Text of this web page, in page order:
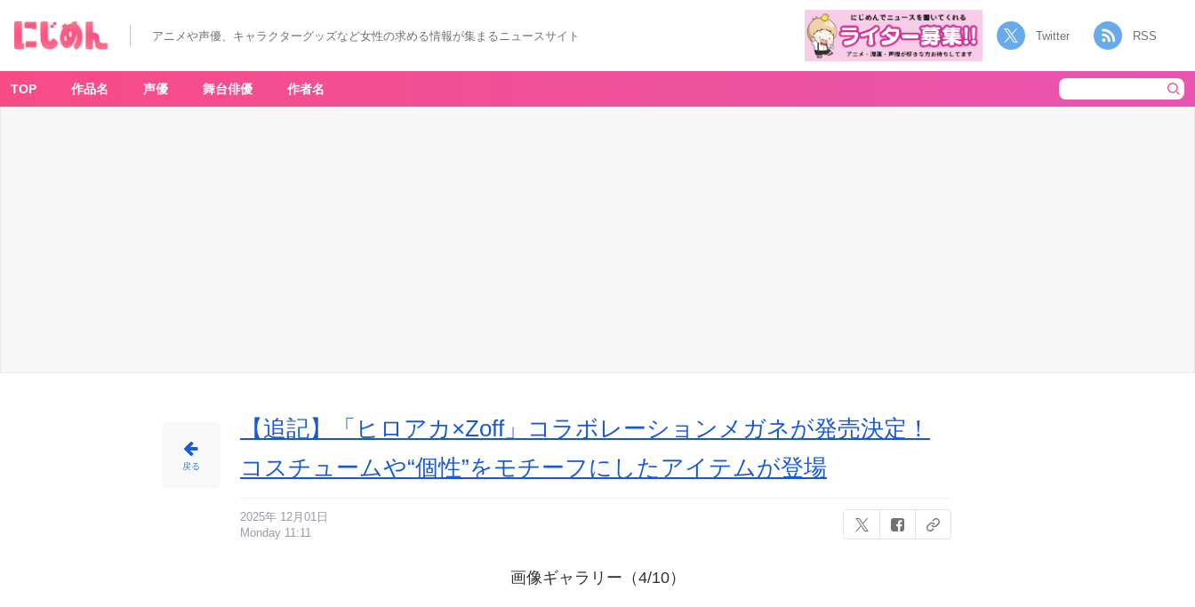
of
飯
田
天
アニメや声優、キャラクターグッズなど女性の求める情報が集まるニュースサイト Twitter RSS
TOP 作品名 声優 舞台俳優 作者名
戻る
【追記】「ヒロアカ×Zoff」コラボレーションメガネが発売決定！
コスチュームや“個性”をモチーフにしたアイテムが登場
2025年 12月01日
Monday 11:11
画像ギャラリー（4/10）